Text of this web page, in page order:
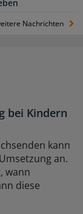
Nachrichten
bei Kindern
kann
an.
wann
diese